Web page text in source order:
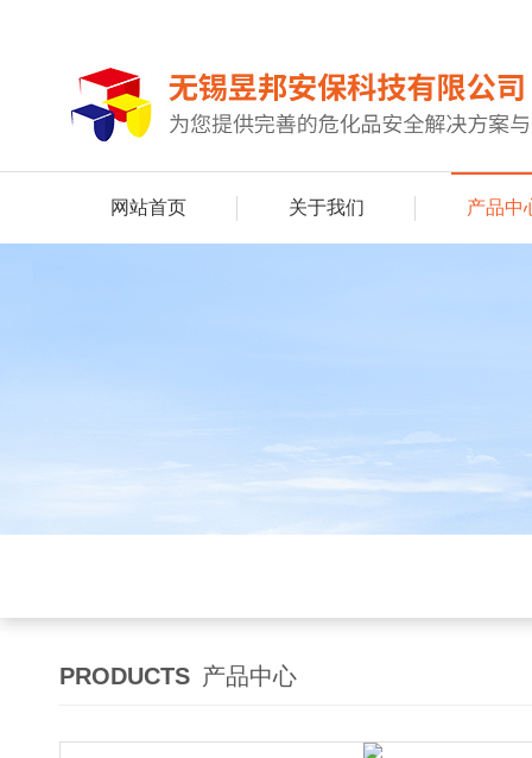
网站首页 关于我们 产品中
PRODUCTS 产品中心